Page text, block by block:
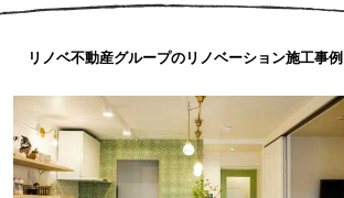
リノベ不動産グループのリノベーション施工事例